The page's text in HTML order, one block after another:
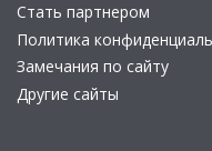
Стать партнером
Политика
Замечания по сайту
Другие сайты